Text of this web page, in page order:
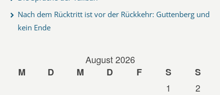
Nach dem Rücktritt ist vor der Rückkehr: Guttenberg und
kein Ende
August 2026
M
D M D F S
S
1
2